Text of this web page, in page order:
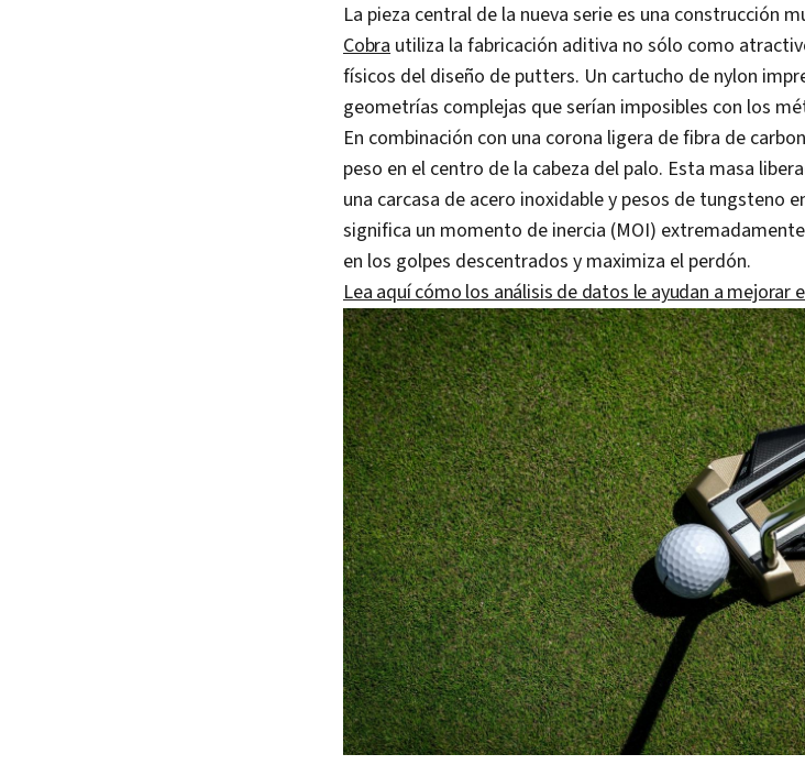
La pieza central de la nueva serie es una construcción
Cobrautiliza la fabricación aditiva no sólo como
físicos del diseño de putters. Un cartucho de nylon
geometrías complejas que serían imposibles con los
En combinación con una corona ligera de fibra de
peso en el centro de la cabeza del palo. Esta masa
una carcasa de acero inoxidable y pesos de tungsteno
significa un momento de inercia (MOI)
en los golpes descentrados y maximiza el perdón.
Lea aquí cómo los análisis de datos le ayudan a mejorar